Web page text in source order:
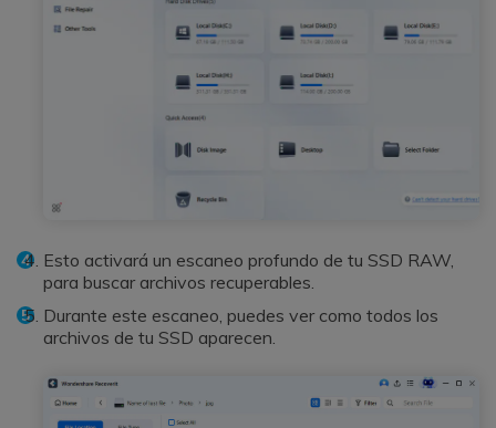
Esto activará un escaneo profundo de tu SSD RAW,
para buscar archivos recuperables.
Durante este escaneo, puedes ver como todos los
archivos de tu SSD aparecen.